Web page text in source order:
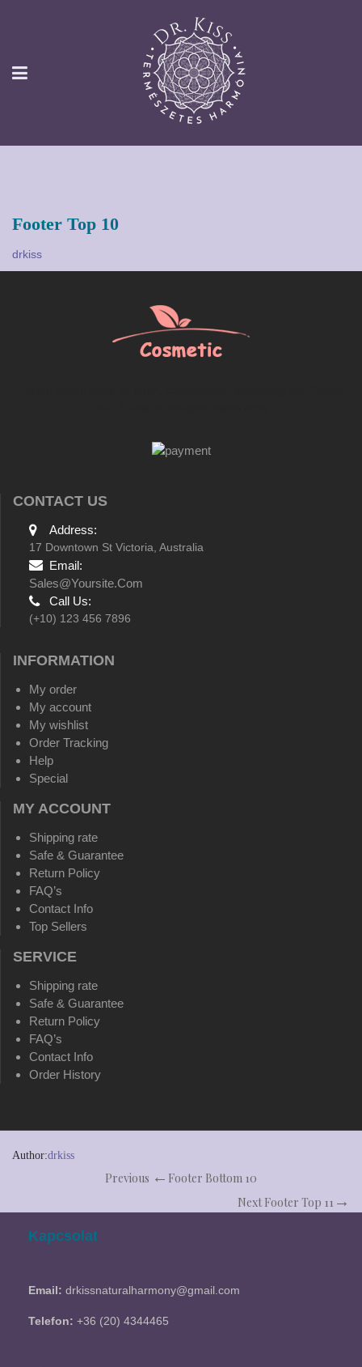
Footer Top 10
drkiss
CONTACT US
Address:
17 Downtown St Victoria, Australia
Email:
Sales@yoursite.com
Call Us:
(+10) 123 456 7896
INFORMATION
My order
My account
My wishlist
Order Tracking
Help
Special
MY ACCOUNT
Shipping rate
Safe & Guarantee
Return Policy
FAQ’s
Contact Info
Top Sellers
SERVICE
Shipping rate
Safe & Guarantee
Return Policy
FAQ’s
Contact Info
Order History
Author:drkiss
Previous
Footer Bottom 10
Next Footer Top 11
Kapcsolat
Email: drkissnaturalharmony@gmail.com
Telefon: +36 (20) 4344465